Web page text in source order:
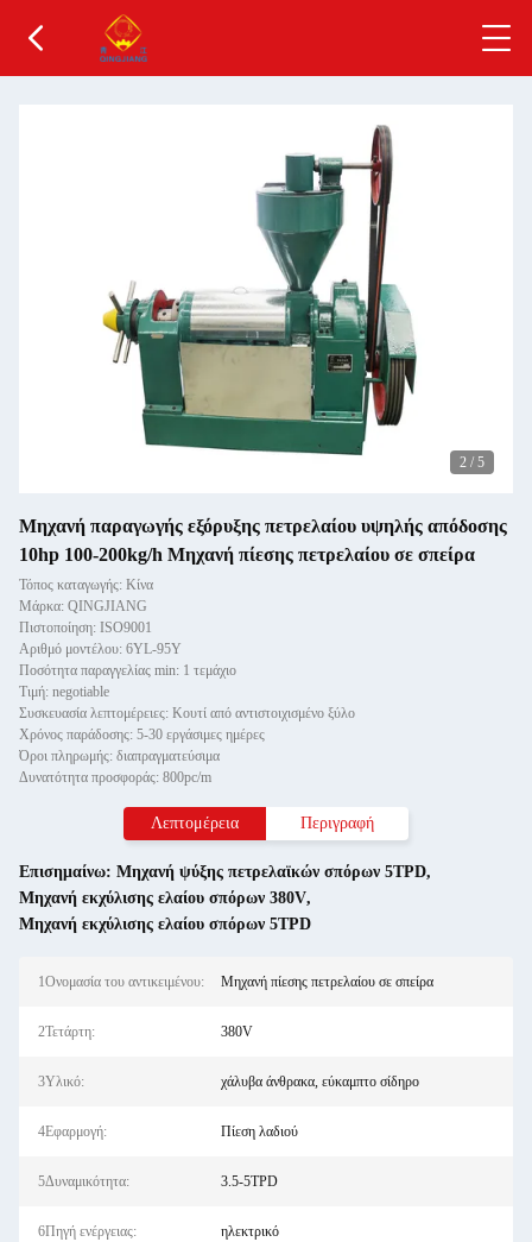
2 / 5
Μηχανή παραγωγής εξόρυξης πετρελαίου υψηλής απόδοσης
10hp 100-200kg/h Μηχανή πίεσης πετρελαίου σε σπείρα
Τόπος καταγωγής: Κίνα
Μάρκα: QINGJIANG
Πιστοποίηση: ISO9001
Αριθμό μοντέλου: 6YL-95Y
Ποσότητα παραγγελίας min: 1 τεμάχιο
Τιμή: negotiable
Συσκευασία λεπτομέρειες: Κουτί από αντιστοιχισμένο ξύλο
Χρόνος παράδοσης: 5-30 εργάσιμες ημέρες
Όροι πληρωμής: διαπραγματεύσιμα
Δυνατότητα προσφοράς: 800pc/m
Λεπτομέρεια Περιγραφή
Επισημαίνω: Μηχανή ψύξης πετρελαϊκών σπόρων 5TPD,
Μηχανή εκχύλισης ελαίου σπόρων 380V,
Μηχανή εκχύλισης ελαίου σπόρων 5TPD
1Ονομασία του αντικειμένου: Μηχανή πίεσης πετρελαίου σε σπείρα
2Τετάρτη: 380V
3Υλικό: χάλυβα άνθρακα, εύκαμπτο σίδηρο
4Εφαρμογή: Πίεση λαδιού
5Δυναμικότητα: 3.5-5TPD
6Πηγή ενέργειας: ηλεκτρικό